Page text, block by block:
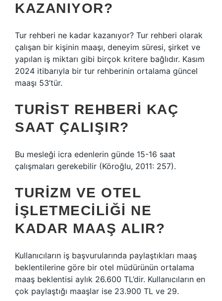
KAZANIYOR?
Tur rehberi ne kadar kazanıyor? Tur rehberi olarak
çalışan bir kişinin maaşı, deneyim süresi, şirket ve
yapılan iş miktarı gibi birçok kritere bağlıdır. Kasım
2024 itibarıyla bir tur rehberinin ortalama güncel
maaşı 53’tür.
TURIST REHBERI KAÇ
SAAT ÇALIŞIR?
Bu mesleği icra edenlerin günde 15-16 saat
çalışmaları gerekebilir (Köroğlu, 2011: 257).
TURIZM VE OTEL
IŞLETMECILIĞI NE
KADAR MAAŞ ALIR?
Kullanıcıların iş başvurularında paylaştıkları maaş
beklentilerine göre bir otel müdürünün ortalama
maaş beklentisi aylık 26.600 TL’dir. Kullanıcıların en
çok paylaştığı maaşlar ise 23.900 TL ve 29.